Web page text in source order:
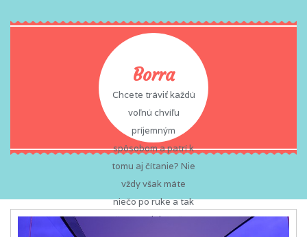
Borra
Chcete tráviť každú
voľnú chvíľu
príjemným
spôsobom a patrí k
tomu aj čítanie? Nie
vždy však máte
niečo po ruke a tak
často zabíjate čas